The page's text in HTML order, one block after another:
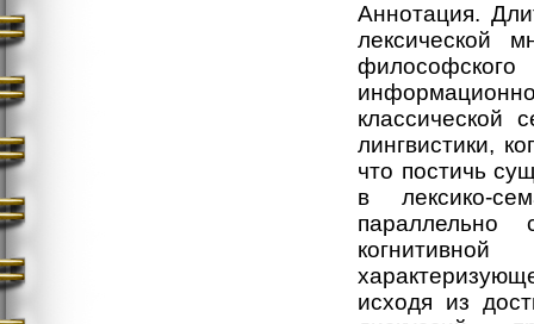
Аннотация.
лексической
классической
лингвистики,
что постичь
в лексико-
параллельно
исходя из